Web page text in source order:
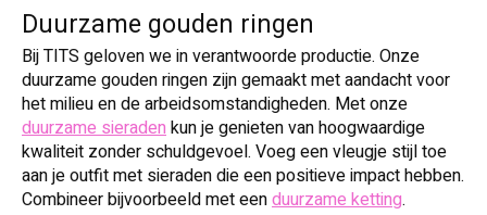
Duurzame gouden ringen
Bij TITS geloven we in verantwoorde productie. Onze
duurzame gouden ringen zijn gemaakt met aandacht voor
het milieu en de arbeidsomstandigheden. Met onze
duurzame sieradenkun je genieten van hoogwaardige
kwaliteit zonder schuldgevoel. Voeg een vleugje stijl toe
aan je outfit met sieraden die een positieve impact hebben.
Combineer bijvoorbeeld met eenduurzame ketting.